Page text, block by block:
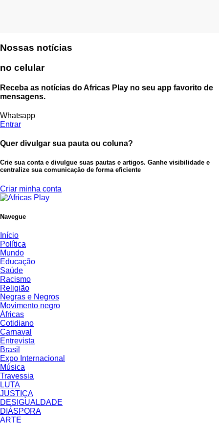
Nossas notícias
no celular
Receba as notícias do Africas Play no seu app favorito de
mensagens.
Whatsapp
Entrar
Quer divulgar sua pauta ou coluna?
Crie sua conta e divulgue suas pautas e artigos. Ganhe visibilidade e
centralize sua comunicação de forma eficiente
Criar minha conta
Navegue
Início
Política
Mundo
Educação
Saúde
Racismo
Religião
Negras e Negros
Movimento negro
Áfricas
Cotidiano
Carnaval
Entrevista
Brasil
Expo Internacional
Música
Travessia
LUTA
JUSTIÇA
DESIGUALDADE
DIÁSPORA
ARTE